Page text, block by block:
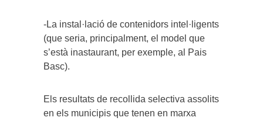
-La instal·lació de contenidors intel·ligents
(que seria, principalment, el model que
s’està inastaurant, per exemple, al Pais
Basc).
Els resultats de recollida selectiva assolits
en els municipis que tenen en marxa